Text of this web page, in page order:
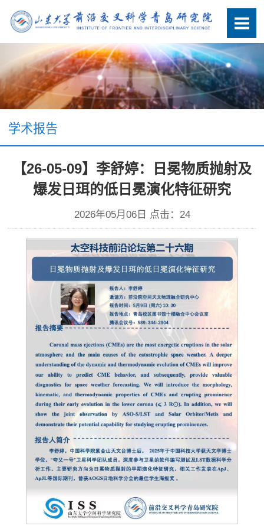
学术报告
【26-05-09】李舒婷：日冕物质抛射及
爆发日珥的低日冕演化特征研究
2026年05月06日 点击： 24